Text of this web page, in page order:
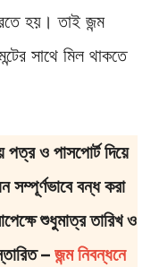
হয়। তাই জন্ম
সাথে মিল থাকতে
ও পাসপোর্ট দিয়ে
সম্পূর্ণভাবে বন্ধ করা
শুধুমাত্র তারিখ ও
– জন্ম নিবন্ধনে